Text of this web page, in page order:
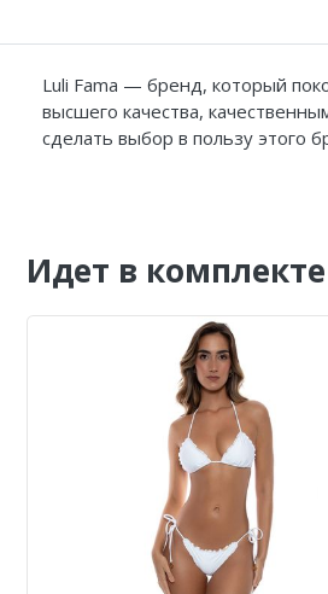
Luli Fama — бренд, который
высшего качества,
сделать выбор в пользу этого
Идет в комплекте